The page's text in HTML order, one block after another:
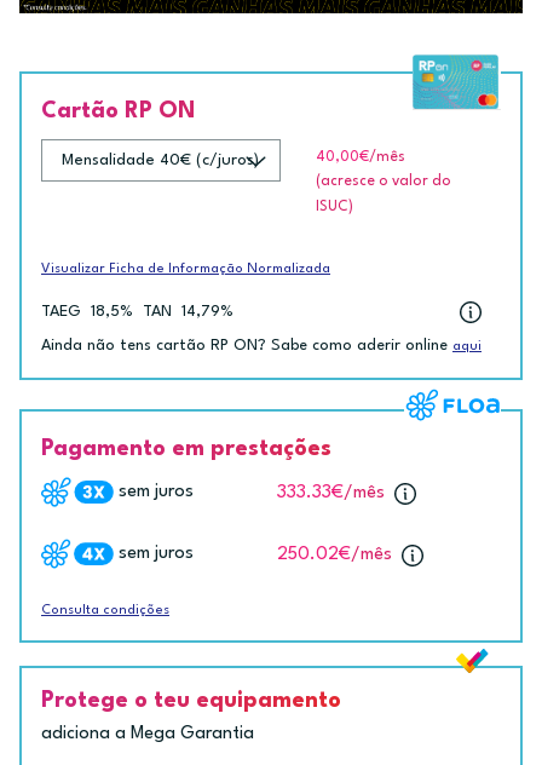
Cartão RP ON
40,00€/mês
(acresce o valor do
ISUC)
Visualizar Ficha de Informação Normalizada
TAEG 18,5% TAN 14,79%
Ainda não tens cartão RP ON? Sabe como aderir online aqui
Pagamento em prestações
sem juros 333.33€/mês
sem juros 250.02€/mês
Consulta condições
Protege o teu equipamento
adiciona a Mega Garantia